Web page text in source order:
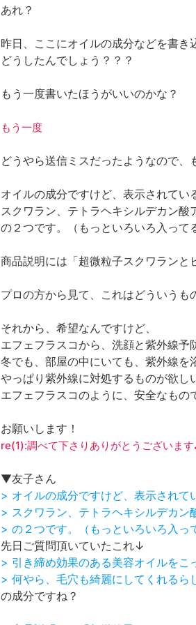
あれ？
昨日、ここにオイルの成分などを書き
どうしたんでしょう？？？
もう一度書いたほうがいいのかな？
もう一度
どうやら送信ミスだったようなので、
オイルの成分ですけど、表示されてい
スクワラン、テトラヘキシルデカン酸
の２つです。（もっといろいろ入って
商品説明には「超微粒子スクワラン
プロの方から見て、これはどういうも
それから、希望なんですけど、
エフェフラスコから、洗顔と紫外線
冬でも、部屋の中にいても、紫外線を
やっぱり紫外線に対処するものが欲し
エフェフラスコのように、安全なもの
お願いします！
re(1):調べて下さりありがとうございま
▼友子さん
> オイルの成分ですけど、表示されて
> スクワラン、テトラヘキシルデカン
> の２つです。（もっといろいろ入っ
先日ご質問頂いていたこれ↓
> 引き締め効果のある美容オイルを
> 何やら、毛穴も綺麗にしてくれるら
の成分ですね？